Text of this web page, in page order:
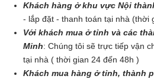
Khách hàng ở khu vực Nội
- lắp đặt - thanh toán tại nhà (thời
Với khách mua ở tỉnh và các
Minh: Chúng tôi sẽ trực tiếp vận
tại nhà ( thời gian 24 đến 48h )
Khách mua hàng ở tỉnh, thành